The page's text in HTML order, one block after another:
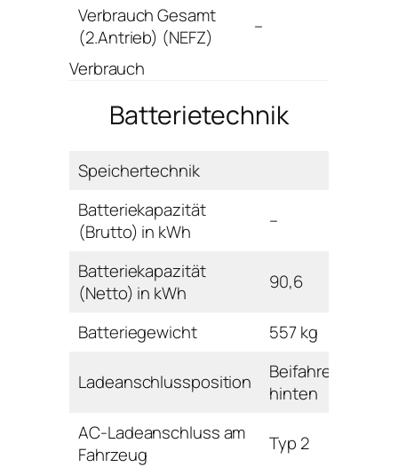
Verbrauch Gesamt
(2.Antrieb) (NEFZ)
–
Verbrauch
Batterietechnik
Speichertechnik
Batteriekapazität
(Brutto) in kWh
–
Batteriekapazität
(Netto) in kWh
90,6
Batteriegewicht 557 kg
Ladeanschlussposition
Beifahrerseite
hinten
AC-Ladeanschluss am
Fahrzeug
Typ 2